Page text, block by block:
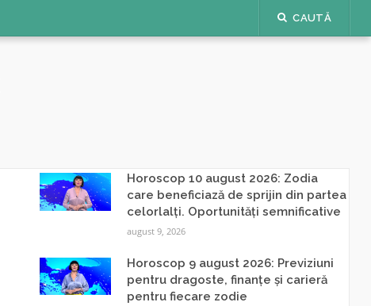
CAUTĂ
Horoscop 10 august 2026: Zodia
care beneficiază de sprijin din partea
celorlalți. Oportunități semnificative
august 9, 2026
Horoscop 9 august 2026: Previziuni
pentru dragoste, finanțe și carieră
pentru fiecare zodie